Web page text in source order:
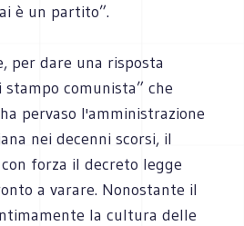
è un partito”.
per dare una risposta
comunista” che
pervaso l'amministrazione
nei decenni scorsi, il
forza il decreto legge
a varare. Nonostante il
la cultura delle